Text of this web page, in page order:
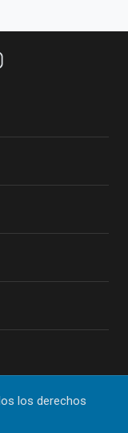
los derechos